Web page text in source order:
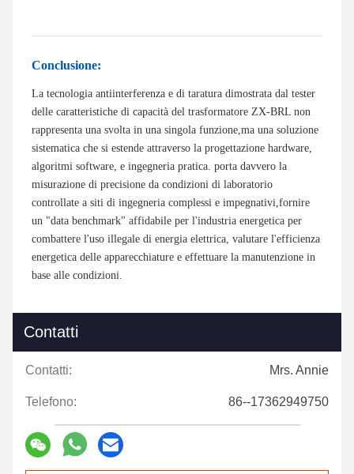
Conclusione:
La tecnologia antiinterferenza e di taratura dimostrata dal tester
delle caratteristiche di capacità del trasformatore ZX-BRL non
rappresenta una svolta in una singola funzione,ma una soluzione
sistematica che si estende attraverso la progettazione hardware,
algoritmi software, e ingegneria pratica. porta davvero la
misurazione di precisione da condizioni di laboratorio
controllate a siti di ingegneria complessi e impegnativi,fornire
un "data benchmark" affidabile per l'industria energetica per
combattere l'uso illegale di energia elettrica, valutare l'efficienza
energetica delle apparecchiature e effettuare la manutenzione in
base alle condizioni.
Contatti
Contatti: Mrs. Annie
Telefono: 86--17362949750